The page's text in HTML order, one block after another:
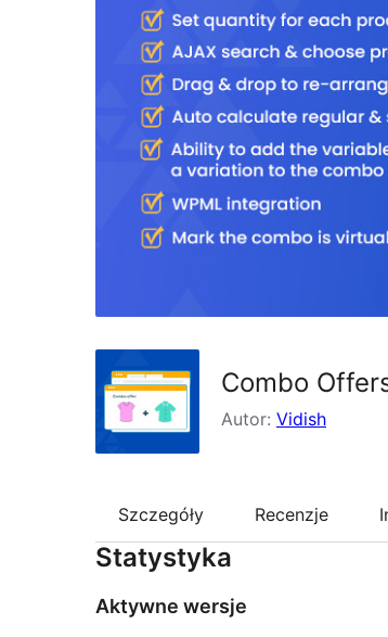
Combo
Autor: Vidish
Szczegóły Recenzje
Statystyka
Aktywne wersje